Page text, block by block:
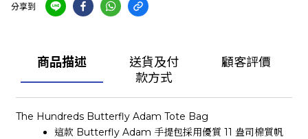
分享到
商品描述
送貨及付
款方式
顧客評價
The Hundreds Butterfly Adam Tote Bag
這款 Butterfly Adam 手提包採用優質 11 盎司棉質帆